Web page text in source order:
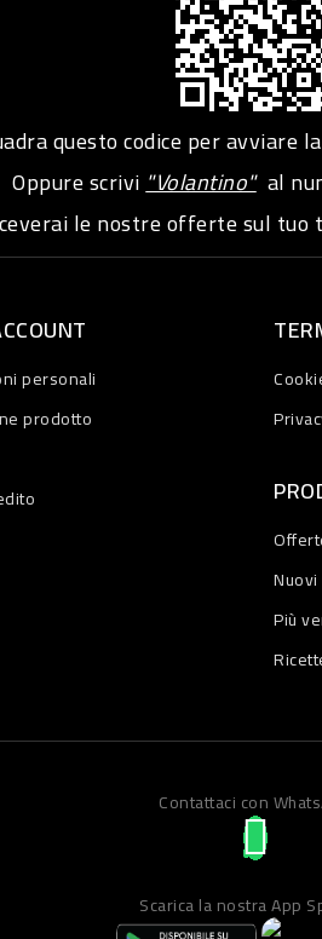
questo codice per avviare
Oppure scrivi"Volantino"al
le nostre offerte sul tuo
personali
prodotto
Più
Contattaci con
Scarica la nostra App